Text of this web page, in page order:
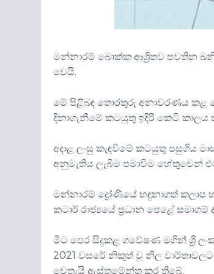
මන්නාරම් බොක්ක ආශ්‍රිතව පවතින
වෙයි.
මේ පිළිබඳ තොරතුරු අනාවරණය කළ
දිනාගැනීමේ කටයුතු ඉදිරි කෙටි
අදාළ ලංසු කැඳවීමේ කටයුතු පසුගිය
අනුමැතිය ලැබීමපමාවීම හේතුවෙන්
මන්නාරම් ද්‍රෝණියේහඳුනාගත් කලාප
කටාර් රාජ්‍යයේ ප්‍රධාන පෙළේ
මීට පෙරසිදුකළ ගවේෂණ මගින් ශ්‍රී
2021 වසරේ නිකුත් වූ නිල
වෙතැයි ඇස්තමේන්තු කර තිබේ.